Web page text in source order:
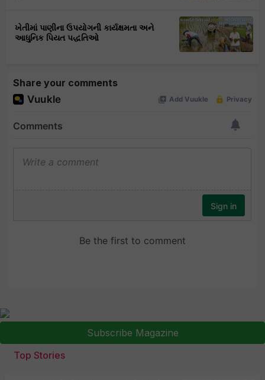
ખેતીમાં પાણીના ઉપયોગની કાર્યક્ષમતા અને
આધુનિક પિયત પદ્ધતિઓ
Share your comments
Subscribe Magazine
Top Stories